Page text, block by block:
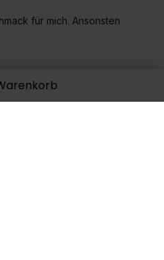
für mich. Ansonsten